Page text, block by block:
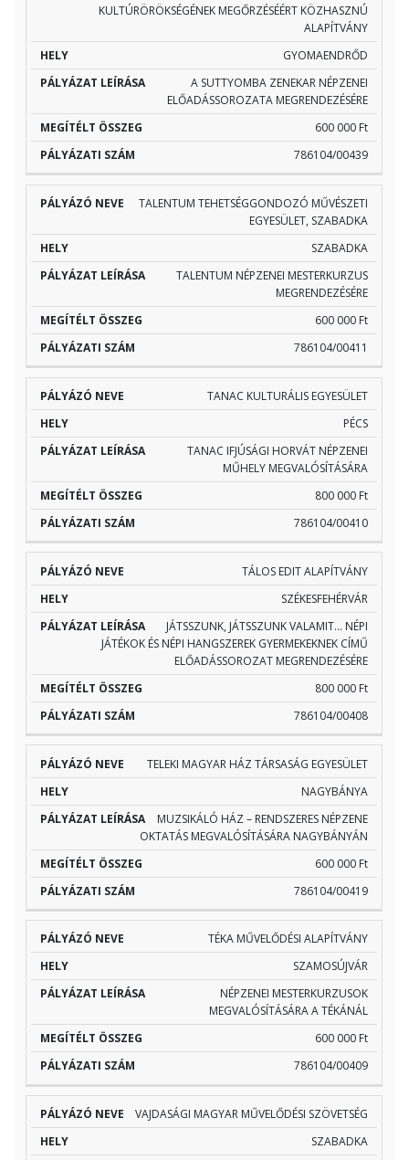
KULTÚRÖRÖKSÉGÉNEK MEGŐRZÉSÉÉRT KÖZHASZNÚ
ALAPÍTVÁNY
GYOMAENDRŐD
A SUTTYOMBA ZENEKAR NÉPZENEI
ELŐADÁSSOROZATA MEGRENDEZÉSÉRE
600 000 Ft
786104/00439
TALENTUM TEHETSÉGGONDOZÓ MŰVÉSZETI
EGYESÜLET, SZABADKA
SZABADKA
TALENTUM NÉPZENEI MESTERKURZUS
MEGRENDEZÉSÉRE
600 000 Ft
786104/00411
TANAC KULTURÁLIS EGYESÜLET
PÉCS
TANAC IFJÚSÁGI HORVÁT NÉPZENEI
MŰHELY MEGVALÓSÍTÁSÁRA
800 000 Ft
786104/00410
TÁLOS EDIT ALAPÍTVÁNY
SZÉKESFEHÉRVÁR
JÁTSSZUNK, JÁTSSZUNK VALAMIT… NÉPI
JÁTÉKOK ÉS NÉPI HANGSZEREK GYERMEKEKNEK CÍMŰ
ELŐADÁSSOROZAT MEGRENDEZÉSÉRE
800 000 Ft
786104/00408
TELEKI MAGYAR HÁZ TÁRSASÁG EGYESÜLET
NAGYBÁNYA
MUZSIKÁLÓ HÁZ – RENDSZERES NÉPZENE
OKTATÁS MEGVALÓSÍTÁSÁRA NAGYBÁNYÁN
600 000 Ft
786104/00419
TÉKA MŰVELŐDÉSI ALAPÍTVÁNY
SZAMOSÚJVÁR
NÉPZENEI MESTERKURZUSOK
MEGVALÓSÍTÁSÁRA A TÉKÁNÁL
600 000 Ft
786104/00409
VAJDASÁGI MAGYAR MŰVELŐDÉSI SZÖVETSÉG
SZABADKA